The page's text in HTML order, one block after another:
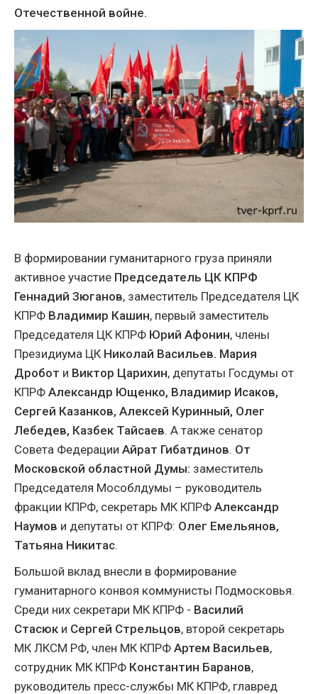
Отечественной войне.
В формировании гуманитарного груза приняли
активное участие Председатель ЦК КПРФ
Геннадий Зюганов, заместитель Председателя ЦК
КПРФ Владимир Кашин, первый заместитель
Председателя ЦК КПРФ Юрий Афонин, члены
Президиума ЦК Николай Васильев. Мария
Дробот и Виктор Царихин, депутаты Госдумы от
КПРФ Александр Ющенко, Владимир Исаков,
Сергей Казанков, Алексей Куринный, Олег
Лебедев, Казбек Тайсаев. А также сенатор
Совета Федерации Айрат Гибатдинов. От
Московской областной Думы: заместитель
Председателя Мособлдумы – руководитель
фракции КПРФ, секретарь МК КПРФ Александр
Наумов и депутаты от КПРФ: Олег Емельянов,
Татьяна Никитас.
Большой вклад внесли в формирование
гуманитарного конвоя коммунисты Подмосковья.
Среди них секретари МК КПРФ - Василий
Стасюк и Сергей Стрельцов, второй секретарь
МК ЛКСМ РФ, член МК КПРФ Артем Васильев,
сотрудник МК КПРФ Константин Баранов,
руководитель пресс-службы МК КПРФ, главред